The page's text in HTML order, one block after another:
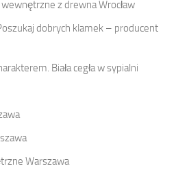
z drewna Wrocław
dobrych klamek – producent
Biała cegła w sypialni
Warszawa